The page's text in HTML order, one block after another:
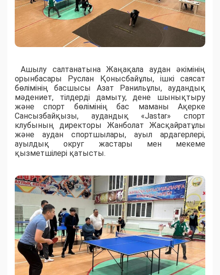
Ашылу салтанатына Жаңақала аудан әкімінің
орынбасары Руслан Қонысбайұлы, ішкі саясат
бөлімінің басшысы Азат Ранильұлы, аудандық
мәдениет, тілдерді дамыту, дене шынықтыру
және спорт бөлімінің бас маманы Ақерке
Сансызбайқызы, аудандық «Jastar» спорт
клубының директоры Жанболат Жасқайратұлы
және аудан спортшылары, ауыл ардагерлері,
ауылдық округ жастары мен мекеме
қызметшілері қатысты.